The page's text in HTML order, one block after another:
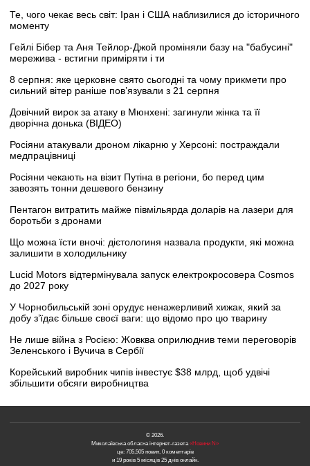
Те, чого чекає весь світ: Іран і США наблизилися до історичного
моменту
Гейлі Бібер та Аня Тейлор-Джой проміняли базу на "бабусині"
мережива - встигни приміряти і ти
8 серпня: яке церковне свято сьогодні та чому прикмети про
сильний вітер раніше пов’язували з 21 серпня
Довічний вирок за атаку в Мюнхені: загинули жінка та її
дворічна донька (ВІДЕО)
Росіяни атакували дроном лікарню у Херсоні: постраждали
медпрацівниці
Росіяни чекають на візит Путіна в регіони, бо перед цим
завозять тонни дешевого бензину
Пентагон витратить майже півмільярда доларів на лазери для
боротьби з дронами
Що можна їсти вночі: дієтологиня назвала продукти, які можна
залишити в холодильнику
Lucid Motors відтермінувала запуск електрокросовера Cosmos
до 2027 року
У Чорнобильській зоні орудує ненажерливий хижак, який за
добу з’їдає більше своєї ваги: що відомо про цю тварину
Не лише війна з Росією: Жовква оприлюднив теми переговорів
Зеленського і Вучича в Сербії
Корейський виробник чипів інвестує $38 млрд, щоб удвічі
збільшити обсяги виробництва
© 2026.
Миколаївська обласна інтернет-газета«Новини N»
це: 705,505 новин, 0 коментарів
и 19 років 5 місяців 25 днів онлайн.